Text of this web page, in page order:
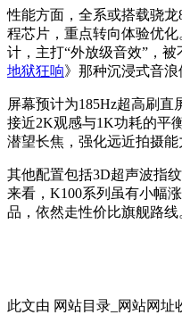
性能方面，全系或搭载骁龙
程芯片，重点转向体验优
计，主打“外放级音效”，被
地狱狂响》那种沉浸式音浪
屏幕预计为185Hz超高刷直
接近2K观感与1K功耗的平
潜望长焦，强化远近拍摄能
其他配置包括3D超声波指
来看，K100系列虽有小幅
品，依然走性价比旗舰路线
此文由 网站目录_网站网址